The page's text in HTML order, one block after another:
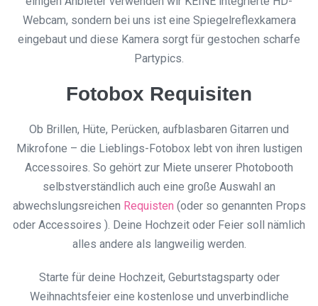
Webcam, sondern bei uns ist eine Spiegelreflexkamera
eingebaut und diese Kamera sorgt für gestochen scharfe
Partypics.
Fotobox Requisiten
Ob Brillen, Hüte, Perücken, aufblasbaren Gitarren und
Mikrofone – die Lieblings-Fotobox lebt von ihren lustigen
Accessoires. So gehört zur Miete unserer Photobooth
selbstverständlich auch eine große Auswahl an
abwechslungsreichen Requisten (oder so genannten Props
oder Accessoires ). Deine Hochzeit oder Feier soll nämlich
alles andere als langweilig werden.
Starte für deine Hochzeit, Geburtstagsparty oder
Weihnachtsfeier eine kostenlose und unverbindliche